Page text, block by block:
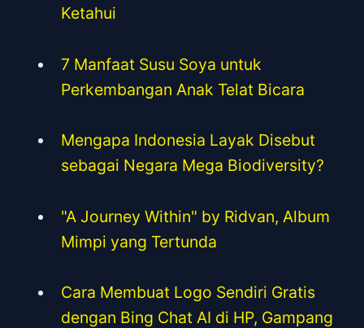
Ketahui
7 Manfaat Susu Soya untuk
Perkembangan Anak Telat Bicara
Mengapa Indonesia Layak Disebut
sebagai Negara Mega Biodiversity?
"A Journey Within" by Ridvan, Album
Mimpi yang Tertunda
Cara Membuat Logo Sendiri Gratis
dengan Bing Chat AI di HP, Gampang